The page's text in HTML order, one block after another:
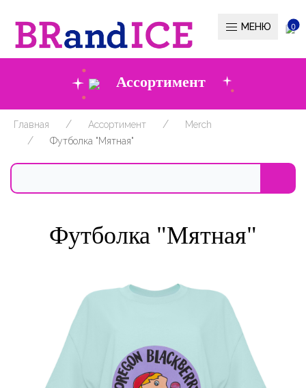
МЕНЮ 0
Ассортимент
Главная Ассортимент
Merch
Футболка "Мятная"
Футболка "Мятная"